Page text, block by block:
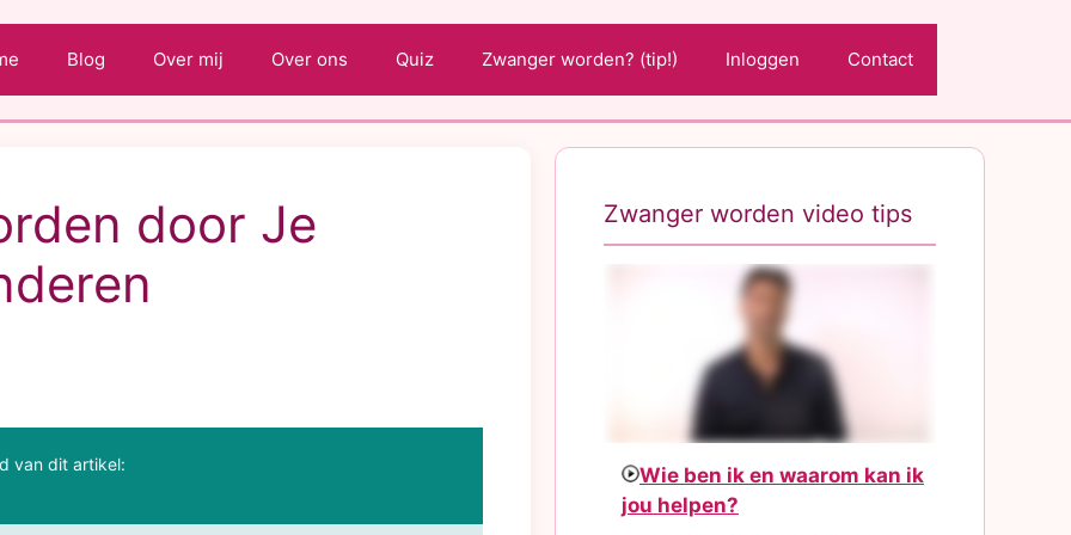
Blog Over mij Over ons Quiz Zwanger worden? (tip!) Inloggen Contact
door Je
van dit artikel:
Zwanger worden video tips
Wie ben ik en waarom kan ik
jou helpen?